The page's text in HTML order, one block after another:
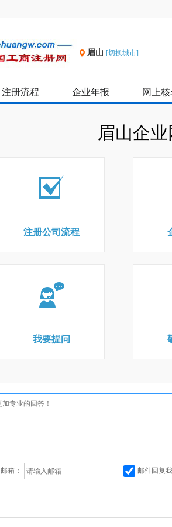
眉山 [切换城市]
注册流程 企业年报 网上核
眉山企
注册公司流程
我要提问
邮箱： 邮件回复我